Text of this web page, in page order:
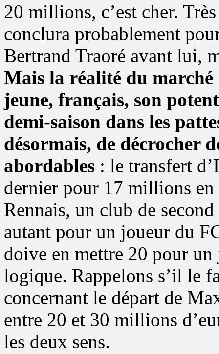
20 millions, c’est cher.
conclura probablement
Bertrand Traoré avant lui,
Mais la réalité du
jeune, français, son
demi-saison dans les
désormais, de décrocher
abordables : le transfert
dernier pour 17 millions en
Rennais, un club de
autant pour un joueur du
doive en mettre 20 pour
logique. Rappelons s’il le
concernant le départ de
entre 20 et 30 millions
les deux sens.